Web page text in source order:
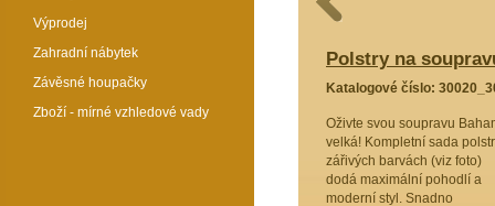
Bahama velká komplet žlutý Polstry na
Katalogové číslo:
Oživte svou soupravu
velká! Kompletní sada
zářivých barvách (viz foto)
dodá maximální pohodlí a
moderní styl. Snadno
Výprodej
Zahradní nábytek
Závěsné houpačky
Zboží - mírné vzhledové vady